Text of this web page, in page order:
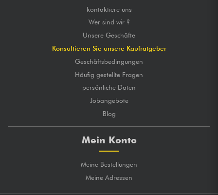
kontaktiere uns
Wer sind wir ?
Unsere Geschäfte
Konsultieren Sie unsere Kaufratgeber
Geschäftsbedingungen
Häufig gestellte Fragen
persönliche Daten
Jobangebote
Blog
Mein Konto
Meine Bestellungen
Meine Adressen